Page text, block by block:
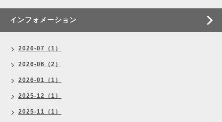
インフォメーション
2026-07（1）
2026-06（2）
2026-01（1）
2025-12（1）
2025-11（1）